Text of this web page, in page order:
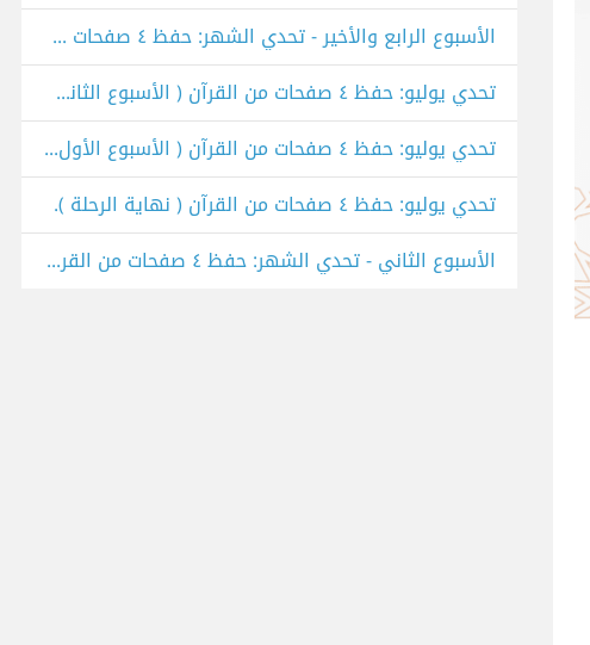
الأسبوع الرابع والأخير - تحدي الشهر: حفظ ٤ صفحات من القرءان.
تحدي يوليو: حفظ ٤ صفحات من القرآن ( الأسبوع الثاني ).
تحدي يوليو: حفظ ٤ صفحات من القرآن ( الأسبوع الأول ).
تحدي يوليو: حفظ ٤ صفحات من القرآن ( نهاية الرحلة ).
الأسبوع الثاني - تحدي الشهر: حفظ ٤ صفحات من القرءان.